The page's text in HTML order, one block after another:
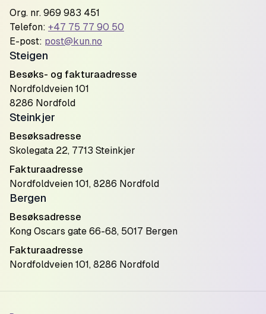
Org. nr. 969 983 451
Telefon: +47 75 77 90 50
E-post: post@kun.no
Steigen
Besøks- og fakturaadresse
Nordfoldveien 101
8286 Nordfold
Steinkjer
Besøksadresse
Skolegata 22, 7713 Steinkjer
Fakturaadresse
Nordfoldveien 101, 8286 Nordfold
Bergen
Besøksadresse
Kong Oscars gate 66-68, 5017 Bergen
Fakturaadresse
Nordfoldveien 101, 8286 Nordfold